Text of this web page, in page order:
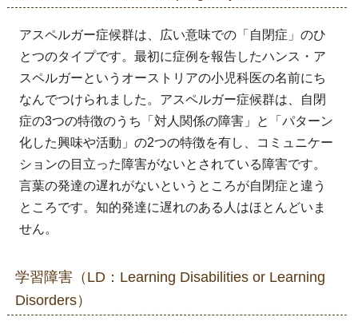
アスペルガー症候群は、広い意味での「自閉症」のひ
とつのタイプです。最初に症例を報告したハンス・ア
スペルガーというオーストリアの小児科医の名前にち
なんでつけられました。アスペルガー症候群は、自閉
症の3つの特徴のうち「対人関係の障害」と「パターン
化した興味や活動」の2つの特徴を有し、コミュニケー
ションの目立った障害がないとされている障害です。
言葉の発達の遅れがないというところが自閉症と違う
ところです。知的発達に遅れのある人はほとんどいま
せん。
学習障害（LD：Learning Disabilities or Learning
Disorders）